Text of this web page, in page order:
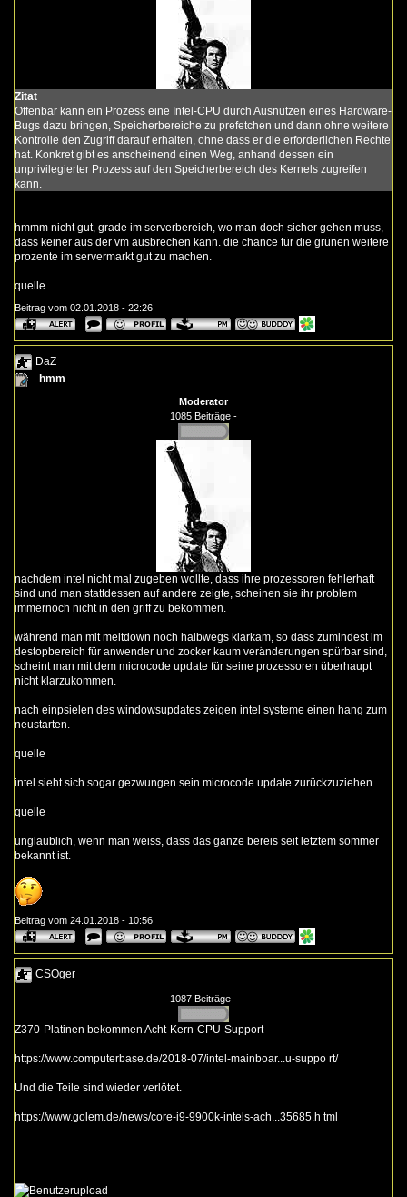
Zitat
Offenbar kann ein Prozess eine Intel-CPU durch Ausnutzen eines Hardware-
Bugs dazu bringen, Speicherbereiche zu prefetchen und dann ohne weitere
Kontrolle den Zugriff darauf erhalten, ohne dass er die erforderlichen Rechte
hat. Konkret gibt es anscheinend einen Weg, anhand dessen ein
unprivilegierter Prozess auf den Speicherbereich des Kernels zugreifen
kann.
hmmm nicht gut, grade im serverbereich, wo man doch sicher gehen muss,
dass keiner aus der vm ausbrechen kann. die chance für die grünen weitere
prozente im servermarkt gut zu machen.
quelle
Beitrag vom 02.01.2018 - 22:26
DaZ
hmm
Moderator
1085 Beiträge -
nachdem intel nicht mal zugeben wollte, dass ihre prozessoren fehlerhaft
sind und man stattdessen auf andere zeigte, scheinen sie ihr problem
immernoch nicht in den griff zu bekommen.
während man mit meltdown noch halbwegs klarkam, so dass zumindest im
destopbereich für anwender und zocker kaum veränderungen spürbar sind,
scheint man mit dem microcode update für seine prozessoren überhaupt
nicht klarzukommen.
nach einpsielen des windowsupdates zeigen intel systeme einen hang zum
neustarten.
quelle
intel sieht sich sogar gezwungen sein microcode update zurückzuziehen.
quelle
unglaublich, wenn man weiss, dass das ganze bereis seit letztem sommer
bekannt ist.
Beitrag vom 24.01.2018 - 10:56
CSOger
1087 Beiträge -
Z370-Platinen bekommen Acht-Kern-CPU-Support
https://www.computerbase.de/2018-07/intel-mainboar...u-suppo rt/
Und die Teile sind wieder verlötet.
https://www.golem.de/news/core-i9-9900k-intels-ach...35685.h tml